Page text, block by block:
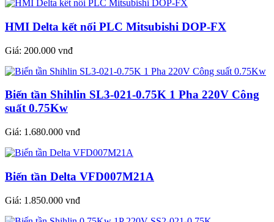
HMI Delta kết nối PLC Mitsubishi DOP-FX
Giá: 200.000 vnđ
Biến tần Shihlin SL3-021-0.75K 1 Pha 220V Công
suất 0.75Kw
Giá: 1.680.000 vnđ
Biến tần Delta VFD007M21A
Giá: 1.850.000 vnđ